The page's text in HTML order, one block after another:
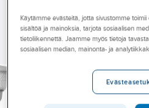
Varastossa
Energiamerkintä
Ympäristötuoteseloste
AIRAM PRO
4513123
AIRAM PRO
Airam Park
Bollard
Tuotenumero:
Selkeälinjaiset
Käytämme evästeitä, jotta sivustomme
sisältöä ja mainoksia, tarjota sosiaalisen
tietoliikennettä. Jaamme myös tietoja
sosiaalisen median, mainonta- ja